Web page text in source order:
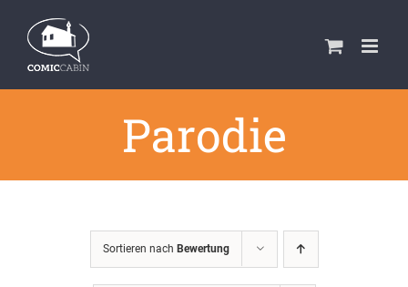
Inhalt
springen
Parodie
Sortieren nach Bewertung